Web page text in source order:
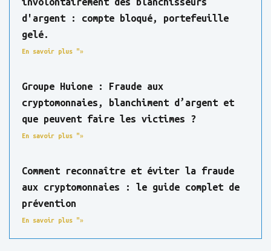
d'argent : compte bloqué, portefeuille
gelé.
En savoir plus "»
Groupe Huione : Fraude aux
cryptomonnaies, blanchiment d’argent et
que peuvent faire les victimes ?
En savoir plus "»
Comment reconnaître et éviter la fraude
aux cryptomonnaies : le guide complet de
prévention
En savoir plus "»